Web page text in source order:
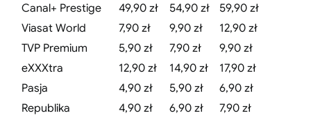
Canal+ Prestige
49,90 zł 54,90 zł
59,90 zł
Viasat World
7,90 zł 9,90 zł
12,90 zł
TVP Premium
5,90 zł 7,90 zł
9,90 zł
eXXXtra
12,90 zł 14,90 zł
17,90 zł
Pasja
4,90 zł 5,90 zł
6,90 zł
Republika
4,90 zł 6,90 zł
7,90 zł